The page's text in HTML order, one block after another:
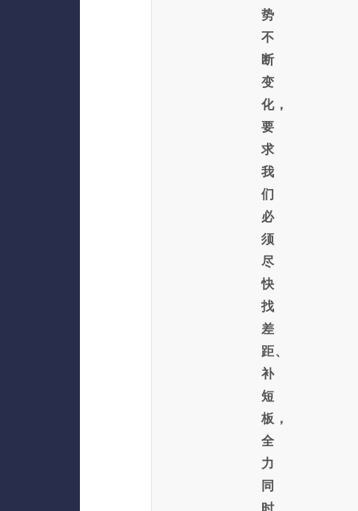
势
不
断
变
化，
要
求
我
们
必
须
尽
快
找
差
距、
补
短
板，
全
力
同
时